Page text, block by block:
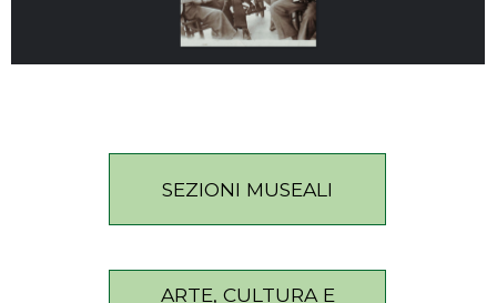
SEZIONI MUSEALI
ARTE, CULTURA E